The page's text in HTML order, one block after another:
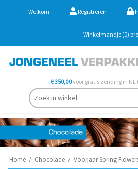
Welkom Registreren
Winkelmandje (0)
€ 350,00voor gratis zending in
Home / Chocolade / Voorjaar Spring